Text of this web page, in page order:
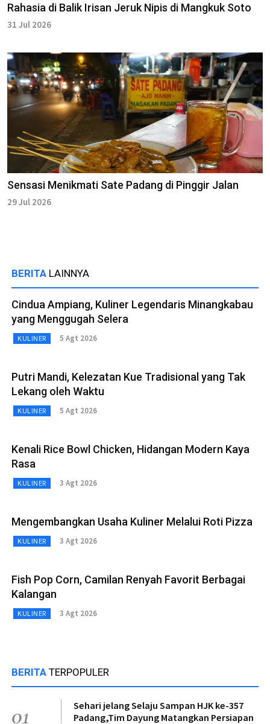
Rahasia di Balik Irisan Jeruk Nipis di Mangkuk Soto
31 Jul 2026
Sensasi Menikmati Sate Padang di Pinggir Jalan
29 Jul 2026
BERITA LAINNYA
Cindua Ampiang, Kuliner Legendaris Minangkabau
yang Menggugah Selera
KULINER 5 Agt 2026
Putri Mandi, Kelezatan Kue Tradisional yang Tak
Lekang oleh Waktu
KULINER 5 Agt 2026
Kenali Rice Bowl Chicken, Hidangan Modern Kaya
Rasa
KULINER 3 Agt 2026
Mengembangkan Usaha Kuliner Melalui Roti Pizza
KULINER 3 Agt 2026
Fish Pop Corn, Camilan Renyah Favorit Berbagai
Kalangan
KULINER 3 Agt 2026
BERITA TERPOPULER
01
Sehari jelang Selaju Sampan HJK ke-357
Padang,Tim Dayung Matangkan Persiapan